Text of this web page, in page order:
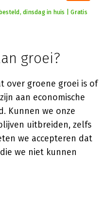
dinsdag in huis | Gratis
groei?
over groene groei is of
aan economische
Kunnen we onze
uitbreiden, zelfs
we accepteren dat
we niet kunnen